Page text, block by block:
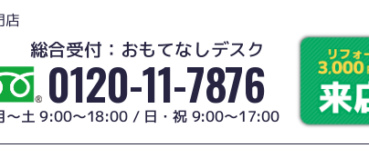
店
総合受付：おもてなしデスク
0120-11-7876
～土 9:00～18:00 / 日・祝 9:00～17:00